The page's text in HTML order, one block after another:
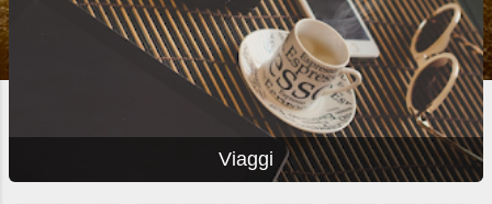
Viaggi